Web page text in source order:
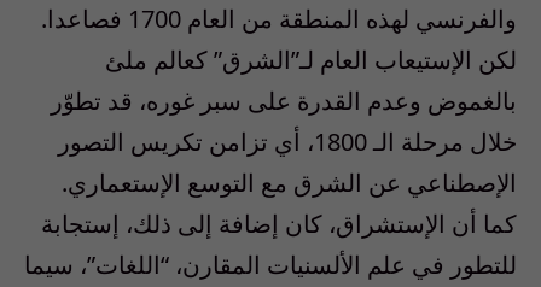
والفرنسي لهذه المنطقة من العام 1700 فصاعدا.
لكن الإستيعاب العام لـ”الشرق” كعالم ملئ
بالغموض وعدم القدرة على سبر غوره، قد تطوّر
خلال مرحلة الـ 1800، أي تزامن تكريس التصور
الإصطناعي عن الشرق مع التوسع الإستعماري.
كما أن الإستشراق، كان إضافة إلى ذلك، إستجابة
للتطور في علم الألسنيات المقارن، “اللغات”، سيما